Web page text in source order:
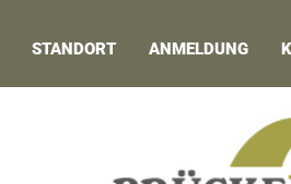
STANDORT ANMELDUNG